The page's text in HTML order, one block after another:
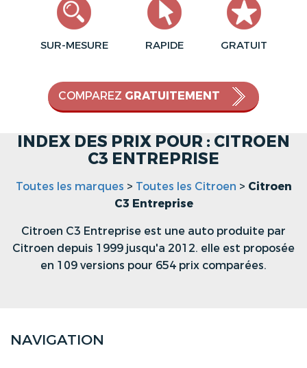
SUR-MESURE RAPIDE GRATUIT
COMPAREZ GRATUITEMENT
INDEX DES PRIX POUR : CITROEN
C3 ENTREPRISE
Toutes les marques > Toutes les Citroen > Citroen
C3 Entreprise
Citroen C3 Entreprise est une auto produite par
Citroen depuis 1999 jusqu'a 2012. elle est proposée
en 109 versions pour 654 prix comparées.
NAVIGATION